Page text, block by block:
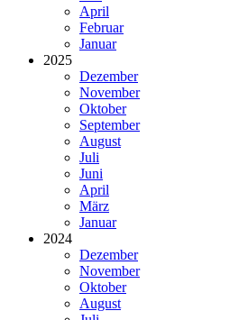
April
Februar
Januar
2025
Dezember
November
Oktober
September
August
Juli
Juni
April
März
Januar
2024
Dezember
November
Oktober
August